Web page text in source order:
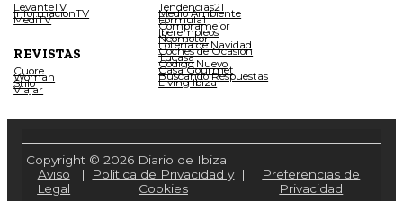
LevanteTV
InformacionTV
MediTV
REVISTAS
Cuore
Woman
Stilo
Viajar
Tendencias21
Medio Ambiente
Fórmula1
Compramejor
Iberempleos
Neomotor
Lotería de Navidad
Coches de Ocasión
Tucasa
Código Nuevo
Casa Gourmet
Buscando Respuestas
Living Ibiza
Copyright © 2026 Diario de Ibiza
Aviso
Legal
|
Política de Privacidad y
Cookies
|
Preferencias de
Privacidad